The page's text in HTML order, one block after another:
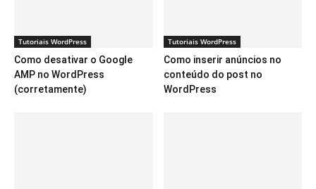
Tutoriais WordPress
Como desativar o Google
AMP no WordPress
(corretamente)
Tutoriais WordPress
Como inserir anúncios no
conteúdo do post no
WordPress